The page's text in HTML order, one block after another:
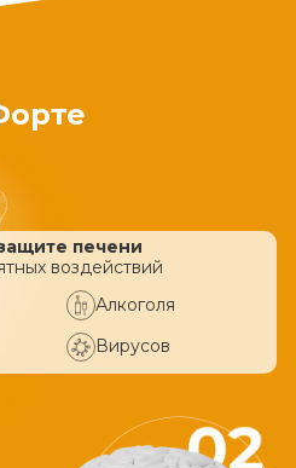
печени
воздействий
Алкоголя
Вирусов